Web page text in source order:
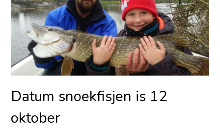
Datum snoekfisjen is 12
oktober